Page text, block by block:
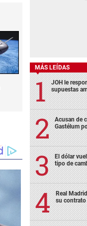
MÁS LEÍDAS
JOH le
supuestas
Acusan de
Gastélum
El dólar
tipo de
Real
su